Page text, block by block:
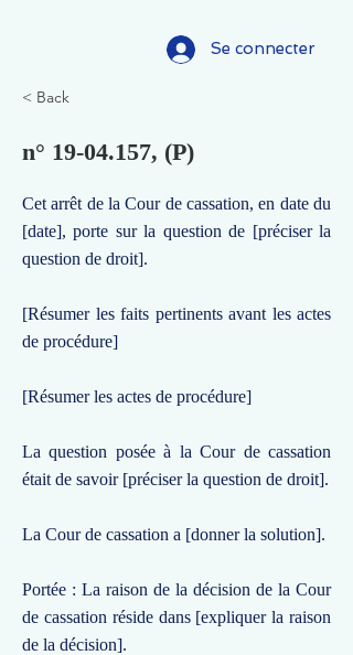
Se connecter
< Back
n° 19-04.157, (P)
Cet arrêt de la Cour de cassation, en date du
[date], porte sur la question de [préciser la
question de droit].
[Résumer les faits pertinents avant les actes
de procédure]
[Résumer les actes de procédure]
La question posée à la Cour de cassation
était de savoir [préciser la question de droit].
La Cour de cassation a [donner la solution].
Portée : La raison de la décision de la Cour
de cassation réside dans [expliquer la raison
de la décision].